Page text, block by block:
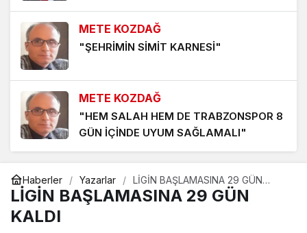
İSTANBUL ATATÜRK HAVAALANI
4 yıl önce
METE KOZDAĞ
"ŞEHRİMİN SİMİT KARNESİ"
METE KOZDAĞ
"HEM SALAH HEM DE TRABZONSPOR 8
GÜN İÇİNDE UYUM SAĞLAMALI"
"ANILAR 11 SUSURLUK’TAN NEW YORK
VE LONDRA’YA"
Haberler Yazarlar
LİGİN BAŞLAMASINA 29 GÜN
KALDI
LİGİN BAŞLAMASINA 29 GÜN
KALDI